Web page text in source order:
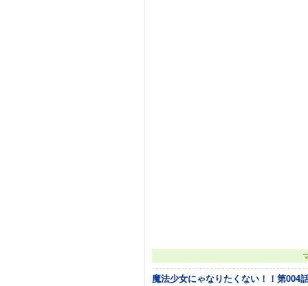
魔法少女にゃなりたくない！！第004